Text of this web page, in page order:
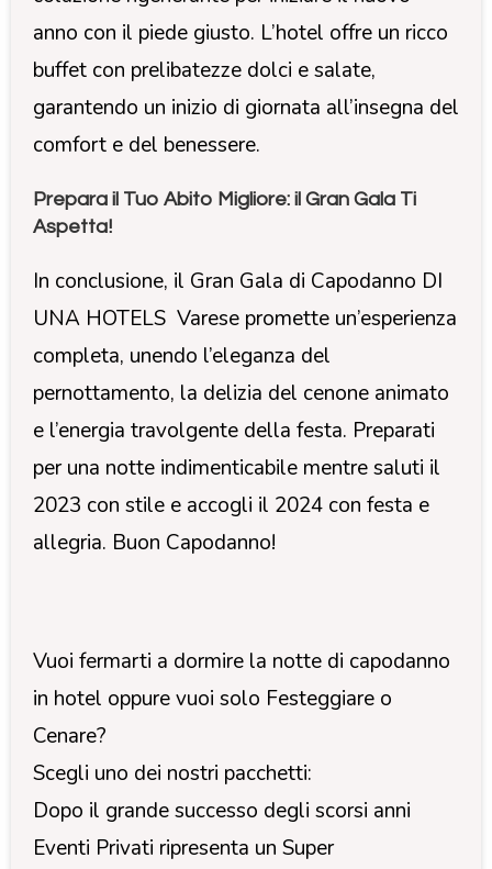
anno con il piede giusto. L’hotel offre un ricco
buffet con prelibatezze dolci e salate,
garantendo un inizio di giornata all’insegna del
comfort e del benessere.
Prepara il Tuo Abito Migliore: il Gran Gala Ti
Aspetta!
In conclusione, il Gran Gala di Capodanno DI
UNA HOTELS Varese promette un’esperienza
completa, unendo l’eleganza del
pernottamento, la delizia del cenone animato
e l’energia travolgente della festa. Preparati
per una notte indimenticabile mentre saluti il
2023 con stile e accogli il 2024 con festa e
allegria. Buon Capodanno!
Vuoi fermarti a dormire la notte di capodanno
in hotel oppure vuoi solo Festeggiare o
Cenare?
Scegli uno dei nostri pacchetti:
Dopo il grande successo degli scorsi anni
Eventi Privati ripresenta un Super